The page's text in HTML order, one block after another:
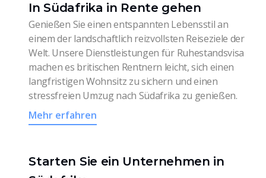
In Südafrika in Rente gehen
Genießen Sie einen entspannten Lebensstil an
einem der landschaftlich reizvollsten Reiseziele der
Welt. Unsere Dienstleistungen für Ruhestandsvisa
machen es britischen Rentnern leicht, sich einen
langfristigen Wohnsitz zu sichern und einen
stressfreien Umzug nach Südafrika zu genießen.
Mehr erfahren
Starten Sie ein Unternehmen in